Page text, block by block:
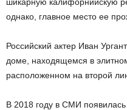
однако, главное место ее
Российский актер Иван
доме, находящемся в
расположенном на второй
В 2018 году в СМИ